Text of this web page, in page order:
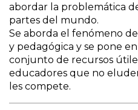
abordar la problemática
partes del mundo.
Se aborda el fenómeno
y pedagógica y se pone
conjunto de recursos
educadores que no
les compete.